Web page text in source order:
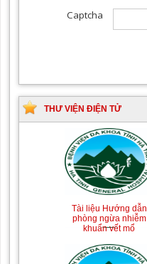
THƯ VIỆN ĐIỆN TỬ
Tài liệu Hướng dẫn
phòng ngừa nhiễm
khuẩn vết mổ